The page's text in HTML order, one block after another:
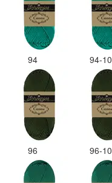
94 94-10
96 96-10